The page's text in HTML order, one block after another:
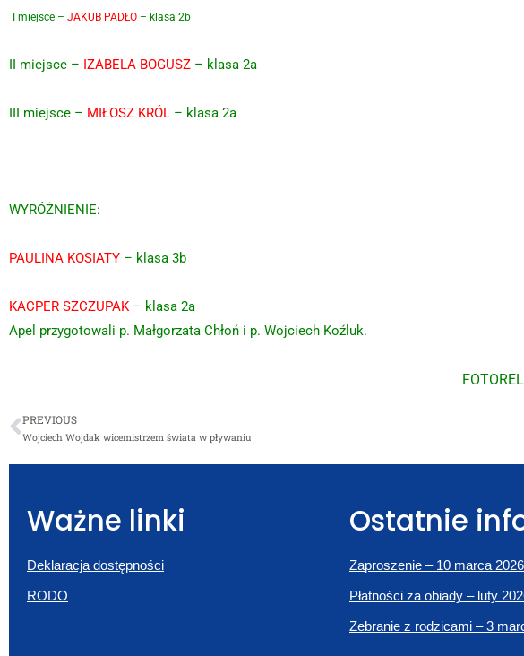
I miejsce – JAKUB PADŁO – klasa 2b
II miejsce – IZABELA BOGUSZ – klasa 2a
III miejsce – MIŁOSZ KRÓL – klasa 2a
WYRÓŻNIENIE:
PAULINA KOSIATY – klasa 3b
KACPER SZCZUPAK– klasa 2a
Apel przygotowali p. Małgorzata Chłoń i p. Wojciech Koźluk.
PREVIOUS
Wojciech Wojdak wicemistrzem świata w pływaniu
Ważne linki
Deklaracja dostępności
RODO
Ostatnie
Zaproszenie – 10 marca 2026
Płatności za obiady – luty
Zebranie z rodzicami – 3